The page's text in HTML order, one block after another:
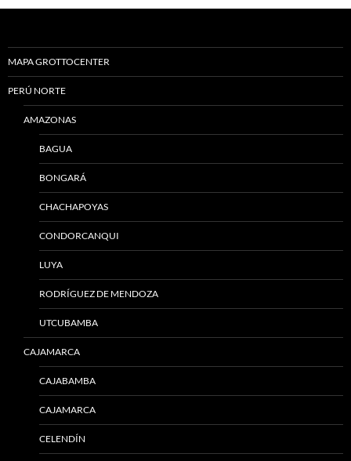
MAPA GROTTOCENTER
PERÚ NORTE
AMAZONAS
BAGUA
BONGARÁ
CHACHAPOYAS
CONDORCANQUI
LUYA
RODRÍGUEZ DE MENDOZA
UTCUBAMBA
CAJAMARCA
CAJABAMBA
CAJAMARCA
CELENDÍN